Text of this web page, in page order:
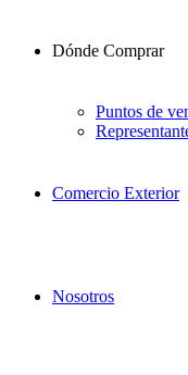
Dónde Comprar
Puntos de
Comercio Exterior
Nosotros